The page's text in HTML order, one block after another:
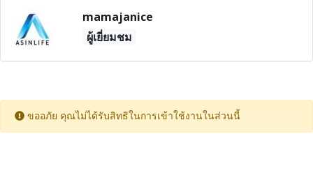
mamajanice
ผู้เยี่ยมชม
ขออภัย คุณไม่ได้รับสิทธิในการเข้าใช้งานในส่วนนี้